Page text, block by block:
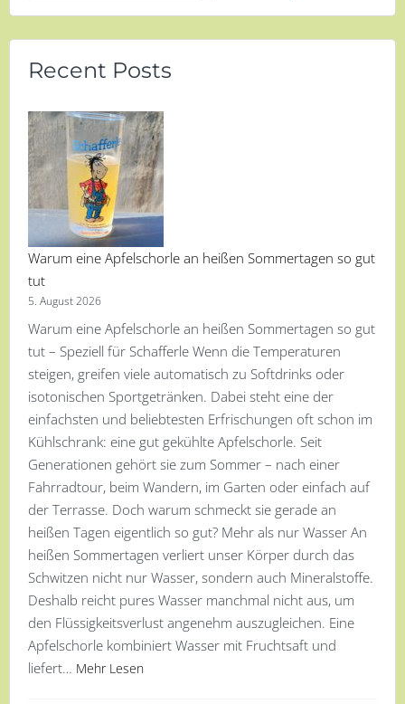
Recent Posts
Warum eine Apfelschorle an heißen Sommertagen so gut
tut
5. August 2026
Warum eine Apfelschorle an heißen Sommertagen so gut
tut – Speziell für Schafferle Wenn die Temperaturen
steigen, greifen viele automatisch zu Softdrinks oder
isotonischen Sportgetränken. Dabei steht eine der
einfachsten und beliebtesten Erfrischungen oft schon im
Kühlschrank: eine gut gekühlte Apfelschorle. Seit
Generationen gehört sie zum Sommer – nach einer
Fahrradtour, beim Wandern, im Garten oder einfach auf
der Terrasse. Doch warum schmeckt sie gerade an
heißen Tagen eigentlich so gut? Mehr als nur Wasser An
heißen Sommertagen verliert unser Körper durch das
Schwitzen nicht nur Wasser, sondern auch Mineralstoffe.
Deshalb reicht pures Wasser manchmal nicht aus, um
den Flüssigkeitsverlust angenehm auszugleichen. Eine
Apfelschorle kombiniert Wasser mit Fruchtsaft und
liefert… Mehr Lesen